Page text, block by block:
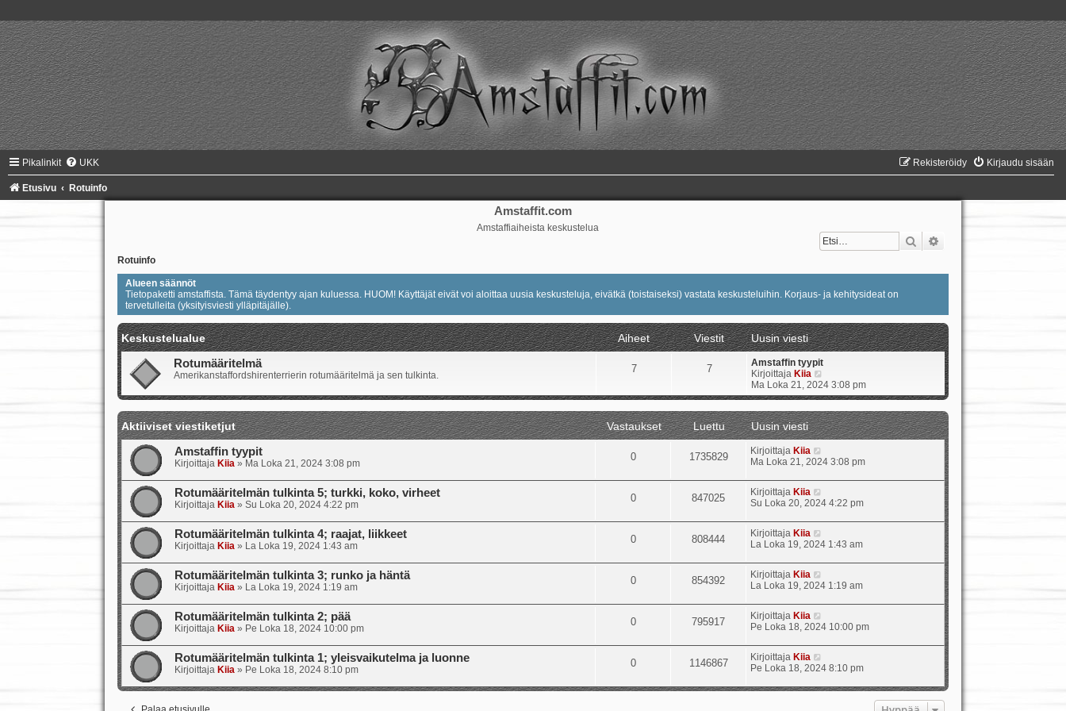
Pikalinkit UKK Kirjaudu sisään
Rekisteröidy
Etusivu Rotuinfo
Amstaffit.com
Amstaffiaiheista keskustelua
Etsi
Rotuinfo
Alueen säännöt
Tietopaketti amstaffista. Tämä täydentyy ajan kuluessa. HUOM! Käyttäjät eivät voi aloittaa uusia keskusteluja, eivätkä (toistaiseksi) vastata keskusteluihin. Korjaus- ja kehitysideat on
tervetulleita (yksityisviesti ylläpitäjälle).
Keskustelualue Aiheet Viestit
Uusin viesti
Rotumääritelmä
Amerikanstaffordshirenterrierin rotumääritelmä ja sen tulkinta.
7 7
Amstaffin tyypit
KirjoittajaKiia
ä
y
ä
u
u
i
v
e
i
Ma Loka 21, 2024 3:08 pm
Aktiiviset viestiketjut Vastaukset Luettu
Uusin viesti
Amstaffin tyypit
Kirjoittaja Kiia » Ma Loka 21, 2024 3:08 pm
0 1735829 KirjoittajaKiia
Ma Loka 21, 2024 3:08 pm
Rotumääritelmän tulkinta 5; turkki, koko, virheet
Kirjoittaja Kiia » Su Loka 20, 2024 4:22 pm
0 847025 KirjoittajaKiia
Su Loka 20, 2024 4:22 pm
Rotumääritelmän tulkinta 4; raajat, liikkeet
Kirjoittaja Kiia » La Loka 19, 2024 1:43 am
0 808444 KirjoittajaKiia
La Loka 19, 2024 1:43 am
Rotumääritelmän tulkinta 3; runko ja häntä
Kirjoittaja Kiia » La Loka 19, 2024 1:19 am
0 854392 KirjoittajaKiia
La Loka 19, 2024 1:19 am
Rotumääritelmän tulkinta 2; pää
Kirjoittaja Kiia » Pe Loka 18, 2024 10:00 pm
0 795917 KirjoittajaKiia
Pe Loka 18, 2024 10:00 pm
Rotumääritelmän tulkinta 1; yleisvaikutelma ja luonne
Kirjoittaja Kiia » Pe Loka 18, 2024 8:10 pm
0 1146867 KirjoittajaKiia
Pe Loka 18, 2024 8:10 pm